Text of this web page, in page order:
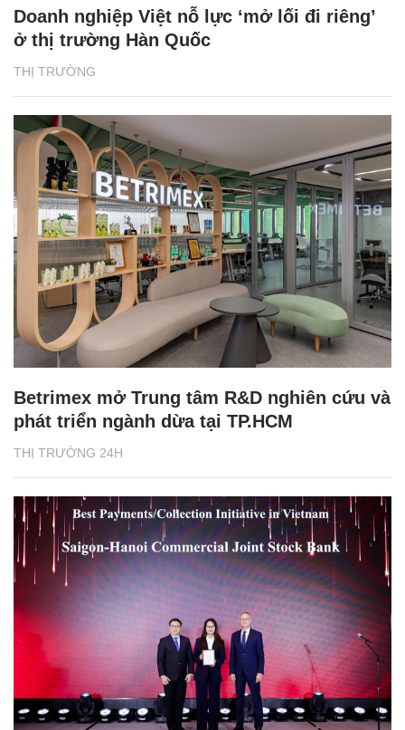
THỊ TRƯỜNG
Doanh nghiệp Việt nỗ lực ‘mở lối đi riêng’
ở thị trường Hàn Quốc
THỊ TRƯỜNG 24H
Betrimex mở Trung tâm R&D nghiên cứu và
phát triển ngành dừa tại TP.HCM